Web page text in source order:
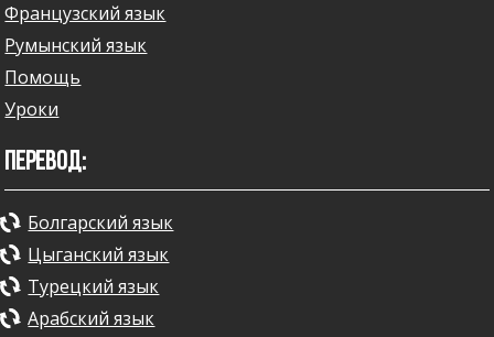
Французский язык
Румынский язык
Помощь
Уроки
ПЕРЕВОД:
Болгарский язык
Цыганский язык
Турецкий язык
Арабский язык